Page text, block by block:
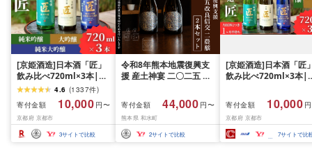
[京姫酒造]日本酒「匠」
飲み比べ720ml×3本|純
米大吟醸 大吟醸 純米吟
醸 の3本でこの寄付額 圧
倒的 大人気 高評価レビ
ュー多数 [ 京都 伏見 酒
蔵 お酒 日本酒 お取り寄
せ 通販 送料無料 ふるさ
4.6 (1337件)
寄付金額
10,000 円〜
京都府 京都市
3サイトで比較
令和8年熊本地震復興支
援 産土神宴 二〇二五 改
ト | 二農醸 | 酒 地酒 花
の香酒造
寄付金額 44,000 円〜
熊本県 和水町
2サイトで比較
[京姫酒造]日本酒「匠
飲み比べ720ml×3本|
醸 の3本でこの寄付額
倒的 大人気 高評価レ
ュー多数 [ 京都 伏見 酒
蔵 お酒 日本酒 お取り
せ 通販 送料無料 ふる
寄付金額 10,000
京都府 京都市
7サイトで比